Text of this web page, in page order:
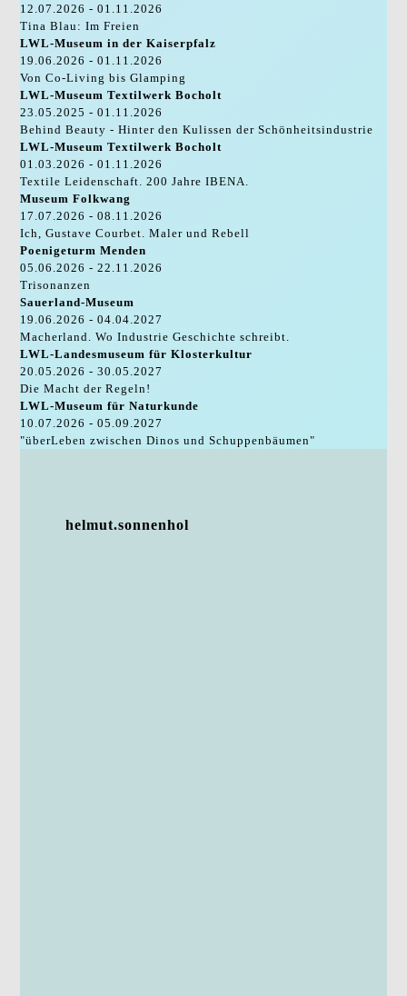
12.07.2026 - 01.11.2026
Tina Blau: Im Freien
LWL-Museum in der Kaiserpfalz
19.06.2026 - 01.11.2026
Von Co-Living bis Glamping
LWL-Museum Textilwerk Bocholt
23.05.2025 - 01.11.2026
Behind Beauty - Hinter den Kulissen der Schönheitsindustrie
LWL-Museum Textilwerk Bocholt
01.03.2026 - 01.11.2026
Textile Leidenschaft. 200 Jahre IBENA.
Museum Folkwang
17.07.2026 - 08.11.2026
Ich, Gustave Courbet. Maler und Rebell
Poenigeturm Menden
05.06.2026 - 22.11.2026
Trisonanzen
Sauerland-Museum
19.06.2026 - 04.04.2027
Macherland. Wo Industrie Geschichte schreibt.
LWL-Landesmuseum für Klosterkultur
20.05.2026 - 30.05.2027
Die Macht der Regeln!
LWL-Museum für Naturkunde
10.07.2026 - 05.09.2027
"überLeben zwischen Dinos und Schuppenbäumen"
helmut.sonnenhol